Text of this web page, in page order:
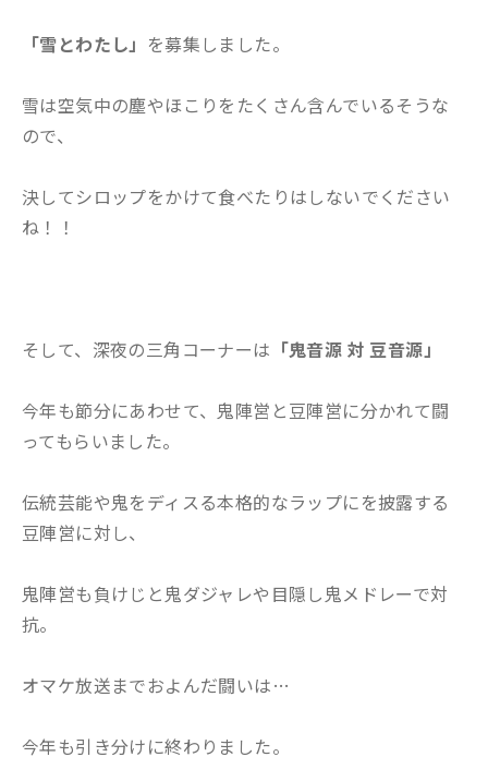
「雪とわたし」 を募集しました。
雪は空気中の塵やほこりをたくさん含んでいるそうな
ので、
決してシロップをかけて食べたりはしないでください
ね！！
そして、深夜の三角コーナーは 「鬼音源 対 豆音源」
今年も節分にあわせて、鬼陣営と豆陣営に分かれて闘
ってもらいました。
伝統芸能や鬼をディスる本格的なラップにを披露する
豆陣営に対し、
鬼陣営も負けじと鬼ダジャレや目隠し鬼メドレーで対
抗。
オマケ放送までおよんだ闘いは…
今年も引き分けに終わりました。